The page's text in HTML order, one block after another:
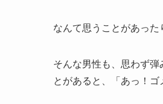
なんて思うことがあった
そんな男性も、思わず
とがあると、「あっ！ゴ